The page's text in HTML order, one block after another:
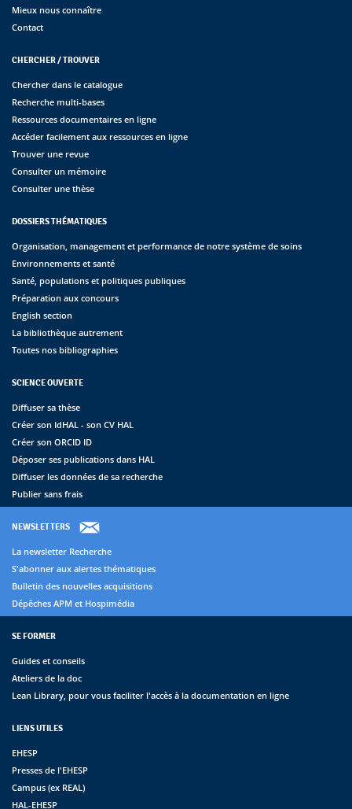
Mieux nous connaître
Contact
CHERCHER / TROUVER
Chercher dans le catalogue
Recherche multi-bases
Ressources documentaires en ligne
Accéder facilement aux ressources en ligne
Trouver une revue
Consulter un mémoire
Consulter une thèse
DOSSIERS THÉMATIQUES
Organisation, management et performance de notre système de soins
Environnements et santé
Santé, populations et politiques publiques
Préparation aux concours
English section
La bibliothèque autrement
Toutes nos bibliographies
SCIENCE OUVERTE
Diffuser sa thèse
Créer son IdHAL - son CV HAL
Créer son ORCID ID
Déposer ses publications dans HAL
Diffuser les données de sa recherche
Publier sans frais
NEWSLETTERS
La newsletter Recherche
S'abonner aux alertes thématiques
Bulletin des nouvelles acquisitions
Dépêches APM et Hospimédia
SE FORMER
Guides et conseils
Ateliers de la doc
Lean Library, pour vous faciliter l'accès à la documentation en ligne
LIENS UTILES
EHESP
Presses de l'EHESP
Campus (ex REAL)
HAL-EHESP